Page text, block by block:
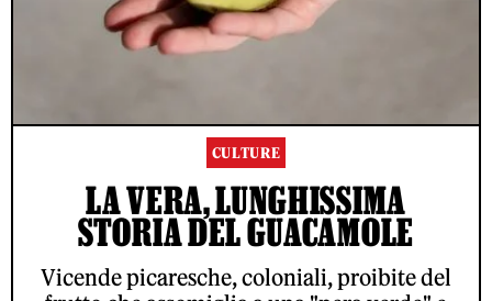
CULTURE
LA VERA, LUNGHISSIMA
STORIA DEL GUACAMOLE
Vicende picaresche, coloniali, proibite del